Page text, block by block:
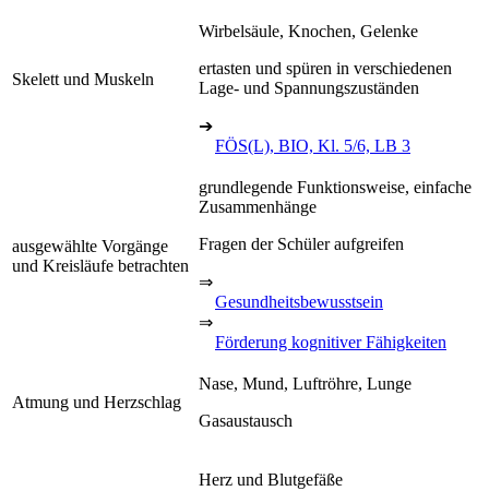
Skelett und Muskeln
Wirbelsäule, Knochen, Gelenke
ertasten und spüren in verschiedenen
Lage- und Spannungszuständen
➔
FÖS(L), BIO, Kl. 5/6, LB 3
ausgewählte Vorgänge
und Kreisläufe betrachten
grundlegende Funktionsweise, einfache
Zusammenhänge
Fragen der Schüler aufgreifen
⇒
Gesundheitsbewusstsein
⇒
Förderung kognitiver Fähigkeiten
Atmung und Herzschlag
Nase, Mund, Luftröhre, Lunge
Gasaustausch
Herz und Blutgefäße